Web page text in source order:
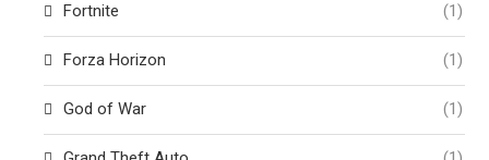
Fortnite (1)
Forza Horizon (1)
God of War (1)